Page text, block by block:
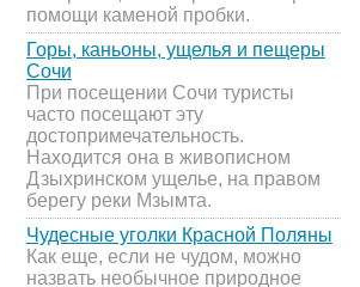
помощи каменой пробки.
Горы, каньоны, ущелья и пещеры
Сочи
При посещении Сочи туристы
часто посещают эту
достопримечательность.
Находится она в живописном
Дзыхринском ущелье, на правом
берегу реки Мзымта.
Чудесные уголки Красной Поляны
Как еще, если не чудом, можно
назвать необычное природное